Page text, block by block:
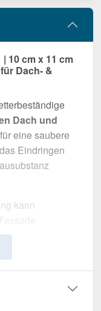
10 cm x 11 cm
Dach- &
Dach und
eine saubere
Eindringen
kann
entwickelt,
und eine